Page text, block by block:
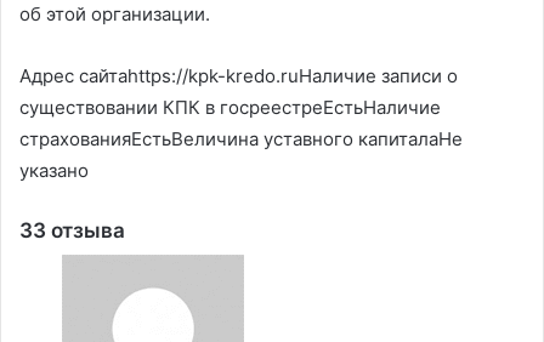
об этой организации.
Адрес сайтаhttps://kpk-kredo.ruНаличие записи о
существовании КПК в госреестреЕстьНаличие
страхованияЕстьВеличина уставного капиталаНе
указано
33 отзыва